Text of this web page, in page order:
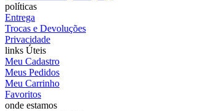
políticas
Entrega
Trocas e Devoluções
Privacidade
links Úteis
Meu Cadastro
Meus Pedidos
Meu Carrinho
Favoritos
onde estamos